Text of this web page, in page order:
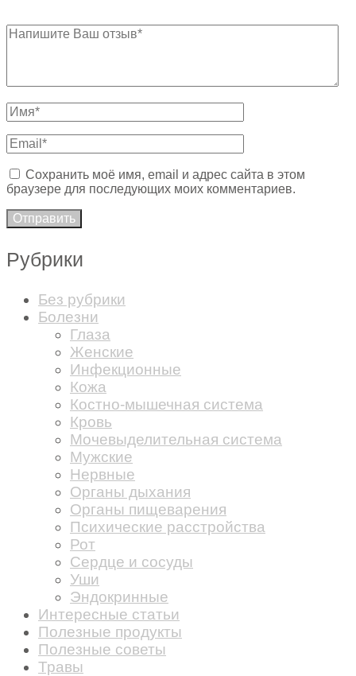
Сохранить моё имя, email и адрес сайта в этом
браузере для последующих моих комментариев.
Рубрики
Без рубрики
Болезни
Глаза
Женские
Инфекционные
Кожа
Костно-мышечная система
Кровь
Мочевыделительная система
Мужские
Нервные
Органы дыхания
Органы пищеварения
Психические расстройства
Рот
Сердце и сосуды
Уши
Эндокринные
Интересные статьи
Полезные продукты
Полезные советы
Травы